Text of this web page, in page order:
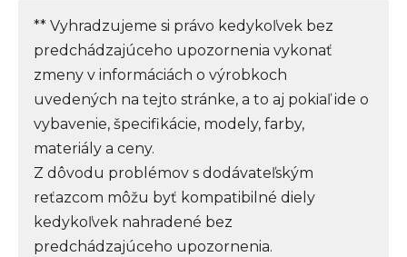
** Vyhradzujeme si právo kedykoľvek bez
predchádzajúceho upozornenia vykonať
zmeny v informáciách o výrobkoch
uvedených na tejto stránke, a to aj pokiaľ ide o
vybavenie, špecifikácie, modely, farby,
materiály a ceny.
Z dôvodu problémov s dodávateľským
reťazcom môžu byť kompatibilné diely
kedykoľvek nahradené bez
predchádzajúceho upozornenia.